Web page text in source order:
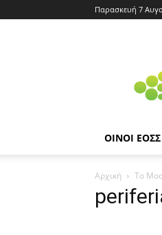
Παρασκευή 7
ΟΙΝΟΙ ΕΟΣΣ
Αρχική Το